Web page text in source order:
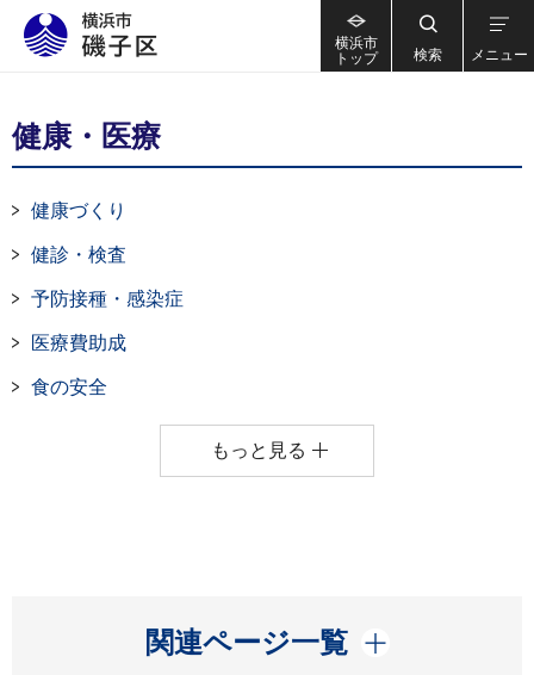
横浜市
トップ
検索 メニュー
健康・医療
健康づくり
健診・検査
予防接種・感染症
医療費助成
食の安全
もっと見る
関連ページ一覧
開く